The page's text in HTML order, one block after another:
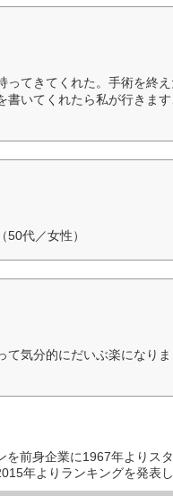
てきてくれた。手術を終
いてくれたら私が行きま
代／女性）
気分的にだいぶ楽になり
前身企業に1967年よりス
年よりランキングを発表し